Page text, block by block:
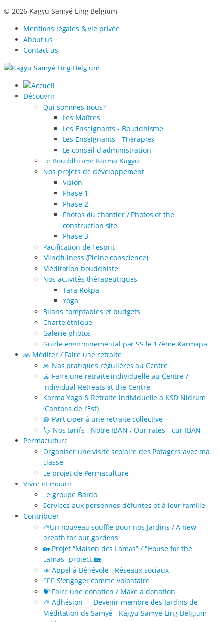
© 2026 Kagyu Samyé Ling Belgium
Mentions légales & vie privée
About us
Contact us
Découvrir
Qui sommes-nous?
Les Maîtres
Les Enseignants - Bouddhisme
Les Enseignants - Thérapies
Le conseil d'administration
Le Bouddhisme Karma Kagyu
Nos projets de développement
Vision
Phase 1
Phase 2
Photos du chantier / Photos of the
construction site
Phase 3
Pacification de l'esprit
Mindfulness (Pleine conscience)
Méditation bouddhiste
Nos activités thérapeutiques
Tara Rokpa
Yoga
Bilans comptables et budgets
Charte éthique
Galerie photos
Guide environnemental par SS le 17ème Karmapa
🙏 Méditer / Faire une retraite
🙏 Nos pratiques régulières au Centre
🧘 Faire une retraite individuelle au Centre /
Individual Retreats at the Centre
Karma Yoga & Retraite individuelle à KSD Nidrum
(Cantons de l’Est)
🪷 Participer à une retraite collective
🏷️ Nos tarifs - Notre IBAN / Our rates - our IBAN
Permaculture
Organiser une visite scolaire des Potagers avec ma
classe
Le projet de Permaculture
Vivre et mourir
Le groupe Bardo
Services aux personnes défuntes et à leur famille
Contribuer
🌱Un nouveau souffle pour nos Jardins / A new
breath for our gardens
🏡 Projet “Maison des Lamas” / "House for the
Lamas" project 🏡
📣 Appel à Bénévole - Réseaux sociaux
🙋🏻‍♀️ S'engager comme volontaire
💝 Faire une donation / Make a donation
🌱 Adhésion — Devenir membre des Jardins de
Méditation de Samyé - Kagyu Samye Ling Belgium